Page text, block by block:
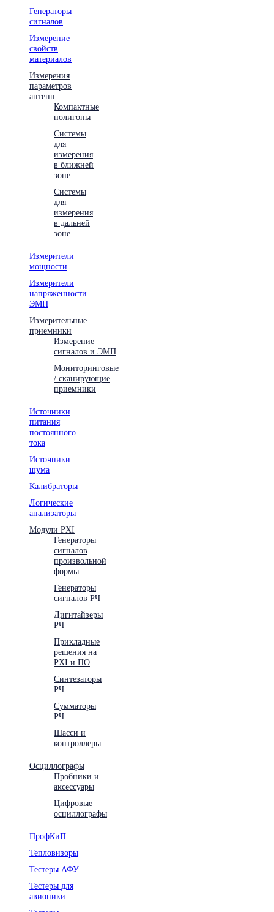
Генераторы
сигналов
Измерение
свойств
материалов
Измерения
параметров
антенн
Компактные
полигоны
Системы
для
измерения
в ближней
зоне
Системы
для
измерения
в дальней
зоне
Измерители
мощности
Измерители
напряженности
ЭМП
Измерительные
приемники
Измерение
сигналов и ЭМП
Мониторинговые
/ сканирующие
приемники
Источники
питания
постоянного
тока
Источники
шума
Калибраторы
Логические
анализаторы
Модули PXI
Генераторы
сигналов
произвольной
формы
Генераторы
сигналов РЧ
Дигитайзеры
РЧ
Прикладные
решения на
PXI и ПО
Синтезаторы
РЧ
Сумматоры
РЧ
Шасси и
контроллеры
Осциллографы
Пробники и
аксессуары
Цифровые
осциллографы
ПрофКиП
Тепловизоры
Тестеры АФУ
Тестеры для
авионики